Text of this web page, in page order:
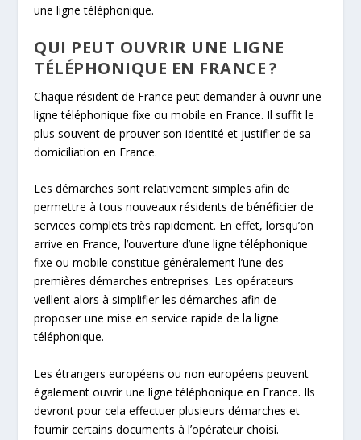
une ligne téléphonique.
QUI PEUT OUVRIR UNE LIGNE
TÉLÉPHONIQUE EN FRANCE ?
Chaque résident de France peut demander à ouvrir une
ligne téléphonique fixe ou mobile en France. Il suffit le
plus souvent de prouver son identité et justifier de sa
domiciliation en France.
Les démarches sont relativement simples afin de
permettre à tous nouveaux résidents de bénéficier de
services complets très rapidement. En effet, lorsqu’on
arrive en France, l’ouverture d’une ligne téléphonique
fixe ou mobile constitue généralement l’une des
premières démarches entreprises. Les opérateurs
veillent alors à simplifier les démarches afin de
proposer une mise en service rapide de la ligne
téléphonique.
Les étrangers européens ou non européens peuvent
également ouvrir une ligne téléphonique en France. Ils
devront pour cela effectuer plusieurs démarches et
fournir certains documents à l’opérateur choisi.